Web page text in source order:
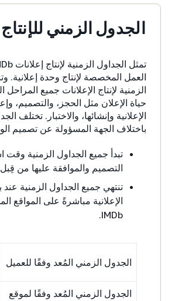
الجدول الزمني للإنتاج
العمل المخصصة لإنتاج وحدة إعلانية.
الزمنية لإنتاج الإعلانات جميع المراحل
حياة الإعلان مثل الحجز، والتصميم،
الإعلانية وإنشائها، والاختبار. تختلف
باختلاف الجهة المسؤولة عن تصميم
تبدأ جميع الجداول الزمنية وقت
التصميم والموافقة عليها من قِبل IMDb.
تنتهي جميع الجداول الزمنية
الإعلانية مباشرةً على المواقع
IMDb.
الجدول الزمني المُعد وفقًا للعميل
الجدول الزمني المُعد وفقًا لموقع